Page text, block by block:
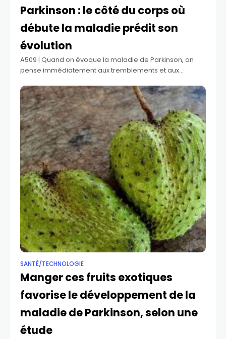
Parkinson : le côté du corps où
débute la maladie prédit son
évolution
A509 | Quand on évoque la maladie de Parkinson, on
pense immédiatement aux tremblements et aux
touche près de 10 millions de personnes
SANTÉ/TECHNOLOGIE
Manger ces fruits exotiques
favorise le développement de la
maladie de Parkinson, selon une
étude